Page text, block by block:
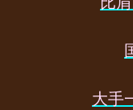
大手